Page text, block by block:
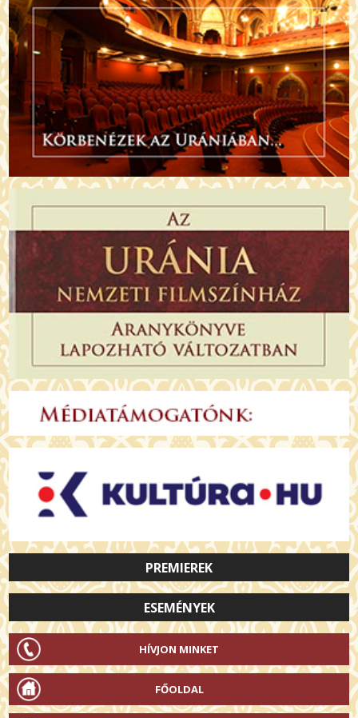
PREMIEREK
ESEMÉNYEK
HÍVJON MINKET
FŐOLDAL